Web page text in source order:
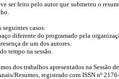
ser feito pelo autor que submeteu o
casos:
diferente do programado pela
de um dos autores.
tempo na sessão.
dos trabalhos apresentados na Sessão
Resumos, registrado com ISSN nº